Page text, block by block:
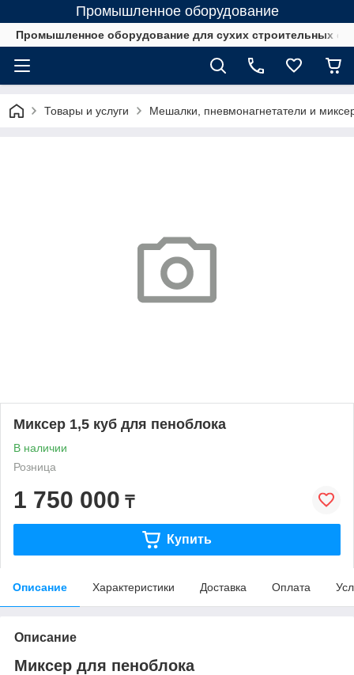
Промышленное оборудование
Промышленное оборудование для сухих строительных
Товары и услуги Мешалки, пневмонагнетатели и
Миксер 1,5 куб для пеноблока
В наличии
Розница
1 750 000 ₸
Купить
Описание Характеристики Доставка Оплата
Описание
Миксер для пеноблока